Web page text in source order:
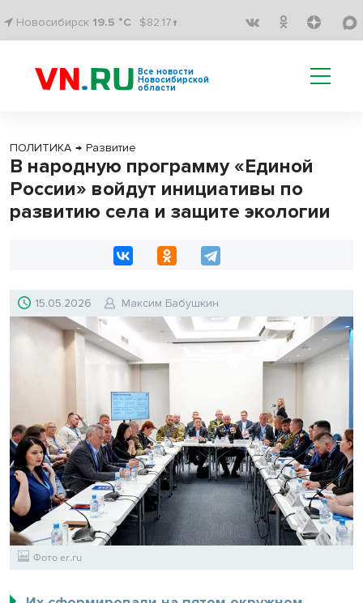
Новосибирск 19.5 °C $82.17↑
Все новости
Новосибирской
области
ПОЛИТИКА → Развитие
В народную программу «Единой
России» войдут инициативы по
развитию села и защите экологии
15.05.2026 Максим Бабушкин
Фото er.ru